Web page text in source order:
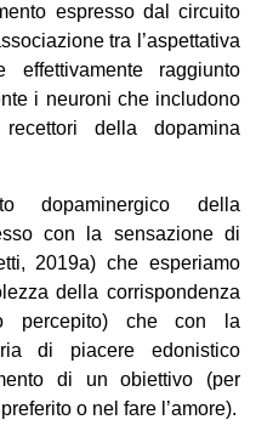
espresso dal circuito
tra l’aspettativa
effettivamente raggiunto
i neuroni che includono
della dopamina
dopaminergico della
con la sensazione di
2019a) che esperiamo
della corrispondenza
percepito) che con la
di piacere edonistico
di un obiettivo (per
o nel fare l’amore).